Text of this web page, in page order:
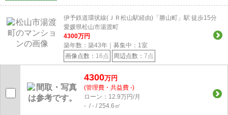
伊予鉄道環状線(ＪＲ松山駅経由)「勝山町」駅 徒歩15分
愛媛県松山市湯渡町
4300万円
築年数：築43年｜募集中： 1室
画像点数： 16点 周辺点数： 7点
4300万円
(管理費・共益費 -)
ローン：12.9万円/月
- / - / 254.6㎡